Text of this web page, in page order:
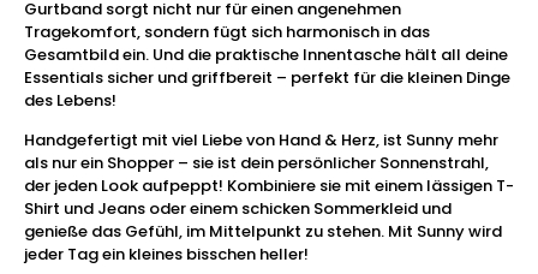
Gurtband sorgt nicht nur für einen angenehmen
Tragekomfort, sondern fügt sich harmonisch in das
Gesamtbild ein. Und die praktische Innentasche hält all deine
Essentials sicher und griffbereit – perfekt für die kleinen Dinge
des Lebens!
Handgefertigt mit viel Liebe von Hand & Herz, ist Sunny mehr
als nur ein Shopper – sie ist dein persönlicher Sonnenstrahl,
der jeden Look aufpeppt! Kombiniere sie mit einem lässigen T-
Shirt und Jeans oder einem schicken Sommerkleid und
genieße das Gefühl, im Mittelpunkt zu stehen. Mit Sunny wird
jeder Tag ein kleines bisschen heller!